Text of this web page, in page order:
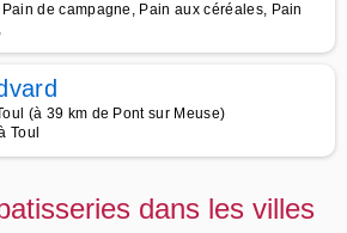
de campagne, Pain aux céréales, Pain
(à 39 km de Pont sur Meuse)
Toul
dans les villes